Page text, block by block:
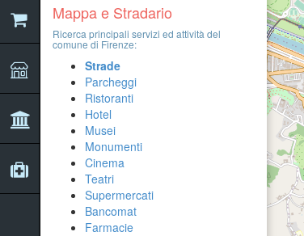
Mappa e Stradario
Ricerca principali servizi ed attività del
comune di Firenze:
Strade
Parcheggi
Ristoranti
Hotel
Musei
Monumenti
Cinema
Teatri
Supermercati
Bancomat
Farmacie